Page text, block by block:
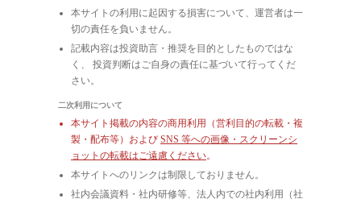
本サイトの利用に起因する損害について、運営者は一
切の責任を負いません。
記載内容は投資助言・推奨を目的としたものではな
く、 投資判断はご自身の責任に基づいて行ってくだ
さい。
二次利用について
本サイト掲載の内容の商用利用（営利目的の転載・複
製・配布等）および SNS 等への画像・スクリーンシ
ョットの転載はご遠慮ください。
本サイトへのリンクは制限しておりません。
社内会議資料・社内研修等、法人内での社内利用（社